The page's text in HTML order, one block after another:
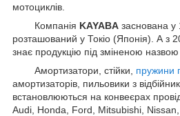
мотоциклів.
Компанія KAYABA заснована у
розташований у Токіо (Японія). А з
знає продукцію під зміненою назвою
Амортизатори, стійки, пружини
амортизаторів, пильовики з
встановлюються на конвеєрах
Audi, Honda, Ford, Mitsubishi,